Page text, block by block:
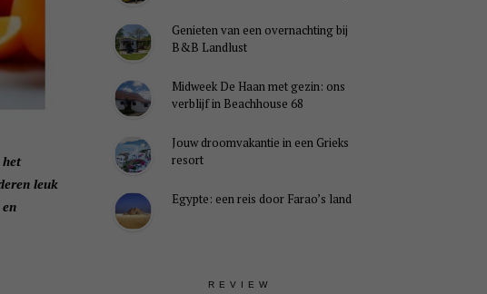
leuk
Genieten van een overnachting bij
B&B Landlust
Midweek De Haan met gezin: ons
verblijf in Beachhouse 68
Jouw droomvakantie in een Grieks
resort
Egypte: een reis door Farao’s land
REVIEW